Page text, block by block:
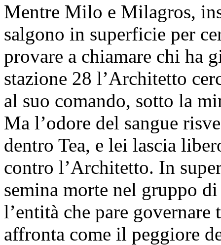
Mentre Milo e Milagros,
salgono in superficie per
provare a chiamare chi ha
stazione 28 l’Architetto
al suo comando, sotto la
Ma l’odore del sangue
dentro Tea, e lei lascia
contro l’Architetto. In
semina morte nel gruppo
l’entità che pare
affronta come il peggiore